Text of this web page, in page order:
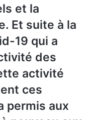
et la
Et suite à la
19 qui a
des
activité
ces
permis aux